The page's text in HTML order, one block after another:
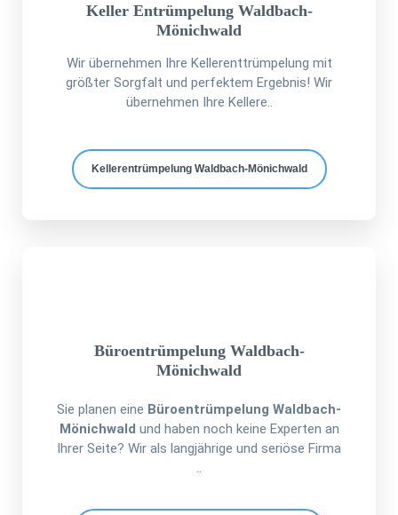
Keller Entrümpelung Waldbach-
Mönichwald
Wir übernehmen Ihre Kellerenttrümpelung mit
größter Sorgfalt und perfektem Ergebnis! Wir
übernehmen Ihre Kellere..
Kellerentrümpelung Waldbach-Mönichwald
Büroentrümpelung Waldbach-
Mönichwald
Sie planen eine Büroentrümpelung Waldbach-
Mönichwald und haben noch keine Experten an
Ihrer Seite? Wir als langjährige und seriöse Firma
..